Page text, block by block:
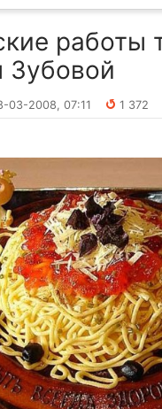
работы
03-2008, 07:11
1 372